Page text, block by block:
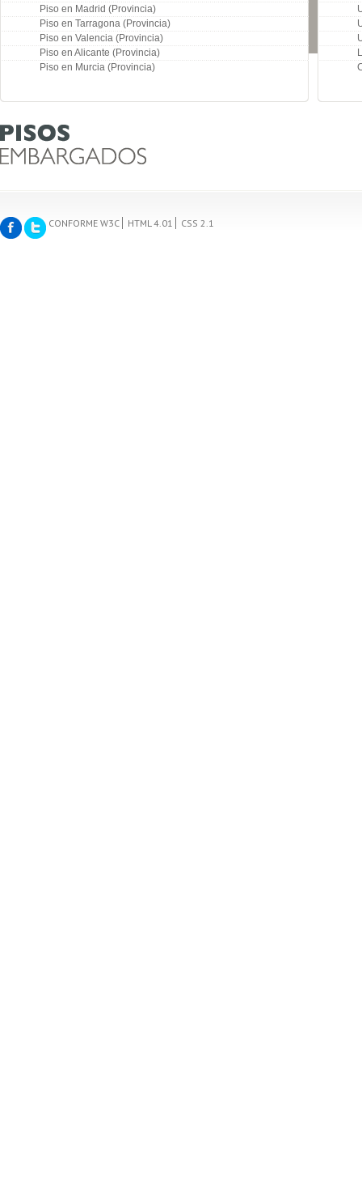
Piso en Madrid (Provincia)
Piso en Tarragona (Provincia)
Piso en Valencia (Provincia)
Piso en Alicante (Provincia)
Piso en Murcia (Provincia)
CONFORME W3C HTML 4.01 CSS 2.1